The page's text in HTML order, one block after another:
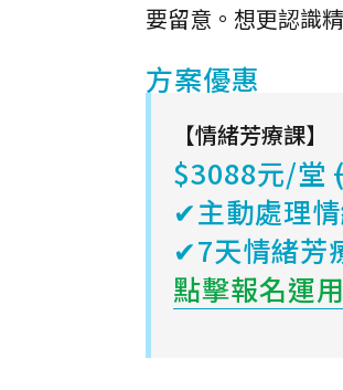
要留意。想更認識
方案優惠
【情緒芳療課】
$3088元/堂
✔主動處理
✔7天情緒芳
點擊報名運